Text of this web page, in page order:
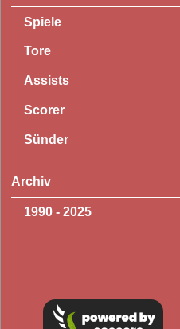
Spiele
Tore
Assists
Scorer
Sünder
Archiv
1990 - 2025